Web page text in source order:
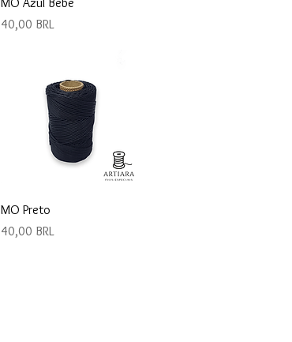
Precio
40,00 BRL
Vista rápida
MO Preto
Precio
40,00 BRL